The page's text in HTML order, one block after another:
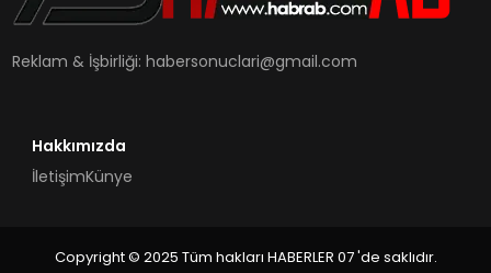
Reklam & İşbirliği:habersonuclari@gmail.com
Hakkımızda
İletişimKünye
Copyright © 2025 Tüm hakları HABERLER 07 'de saklıdır.